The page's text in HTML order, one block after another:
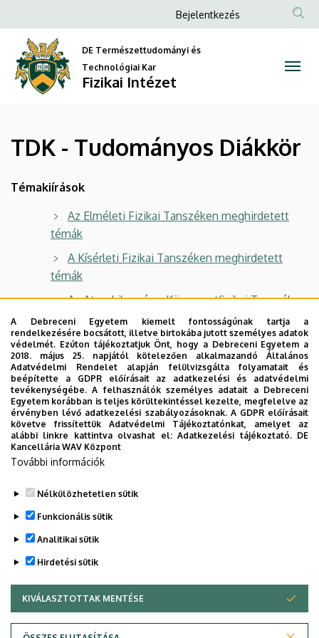
Tudományos
Diákkör
Fizikai
Intézet
a
tartalomra
Anonim
fiók
menüje
Bejelentkezés
DE Természettudományi és
Technológiai Kar
Fizikai Intézet
TDK - Tudományos Diákkör
Témakiírások
Az Elméleti Fizikai Tanszéken meghirdetett
témák
A Kísérleti Fizikai Tanszéken meghirdetett
témák
Az Atomkiben és a Környezetfizikai Tanszéken
meghirdetett témák
A Szilárdtest Fizikai Tanszéken meghirdetett
témák
Hasznos linkek
A TTK tudományos diákköri oldala:TDK a TTK-
n
Az OTDT honlapja, a következő országos
Legutóbbi frissítés: 2026. 02. 02. 11:49
A Debreceni Egyetem kiemelt fontosságúnak tartja a
rendelkezésére bocsátott, illetve birtokába jutott személyes adatok
védelmét. Ezúton tájékoztatjuk Önt, hogy a Debreceni Egyetem a
2018. május 25. napjától kötelezően alkalmazandó Általános
Adatvédelmi Rendelet alapján felülvizsgálta folyamatait és
beépítette a GDPR előírásait az adatkezelési és adatvédelmi
tevékenységébe. A felhasználók személyes adatait a Debreceni
Egyetem korábban is teljes körültekintéssel kezelte, megfelelve az
érvényben lévő adatkezelési szabályozásoknak. A GDPR előírásait
követve frissítettük Adatvédelmi Tájékoztatónkat, amelyet az
alábbi linkre kattintva olvashat el:Adatkezelési tájékoztató. DE
Kancellária WAV Központ
További információk
Nélkülözhetetlen sütik
Funkcionális sütik
Analitikai sütik
Hirdetési sütik
KIVÁLASZTOTTAK MENTÉSE
WITHDRAW CONSENT